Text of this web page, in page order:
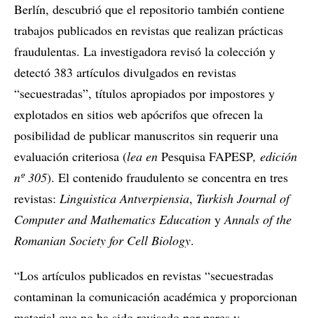
Berlín, descubrió que el repositorio también contiene
trabajos publicados en revistas que realizan prácticas
fraudulentas. La investigadora revisó la colección y
detectó 383 artículos divulgados en revistas
“secuestradas”, títulos apropiados por impostores y
explotados en sitios web apócrifos que ofrecen la
posibilidad de publicar manuscritos sin requerir una
evaluación criteriosa (lea en Pesquisa FAPESP, edición
nº 305). El contenido fraudulento se concentra en tres
revistas: Linguistica Antverpiensia, Turkish Journal of
Computer and Mathematics Education yAnnals of the
Romanian Society for Cell Biology.
“Los artículos publicados en revistas “secuestradas
contaminan la comunicación académica y proporcionan